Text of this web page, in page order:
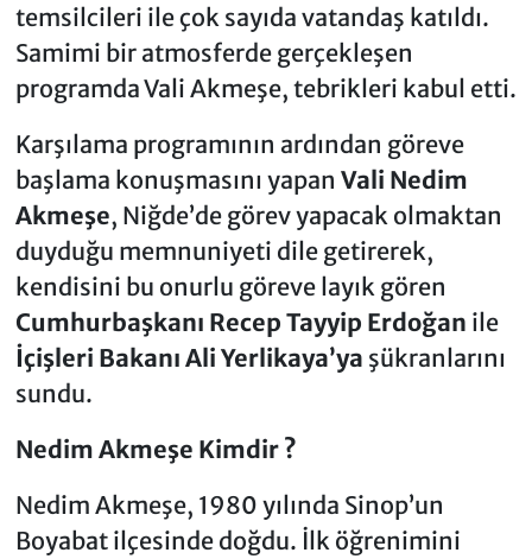
temsilcileri ile çok sayıda vatandaş katıldı.
Samimi bir atmosferde gerçekleşen
programda Vali Akmeşe, tebrikleri kabul etti.
Karşılama programının ardından göreve
başlama konuşmasını yapan Vali Nedim
Akmeşe, Niğde’de görev yapacak olmaktan
duyduğu memnuniyeti dile getirerek,
kendisini bu onurlu göreve layık gören
Cumhurbaşkanı Recep Tayyip Erdoğan ile
İçişleri Bakanı Ali Yerlikaya’ya şükranlarını
sundu.
Nedim Akmeşe Kimdir ?
Nedim Akmeşe, 1980 yılında Sinop’un
Boyabat ilçesinde doğdu. İlk öğrenimini